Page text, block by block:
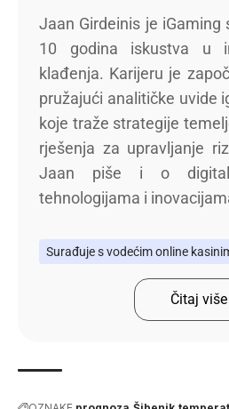
Jaan Girdeinis je iGaming
10 godina iskustva u
klađenja. Karijeru je
pružajući analitičke uvide
koje traže strategije
rješenja za upravljanje
Jaan piše i o
tehnologijama i
Surađuje s vodećim online
Čitaj više